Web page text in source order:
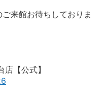
来館お待ちしておりま
【公式】